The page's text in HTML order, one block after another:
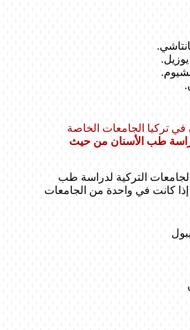
تركيا الجامعات الخاصة
طب الأسنان من حيث
التركية لدراسة طب
إذا كانت في واحدة من الجامعات